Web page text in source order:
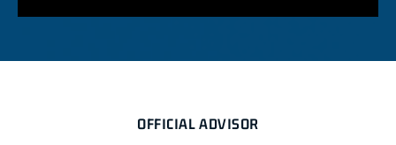
OFFICIAL ADVISOR